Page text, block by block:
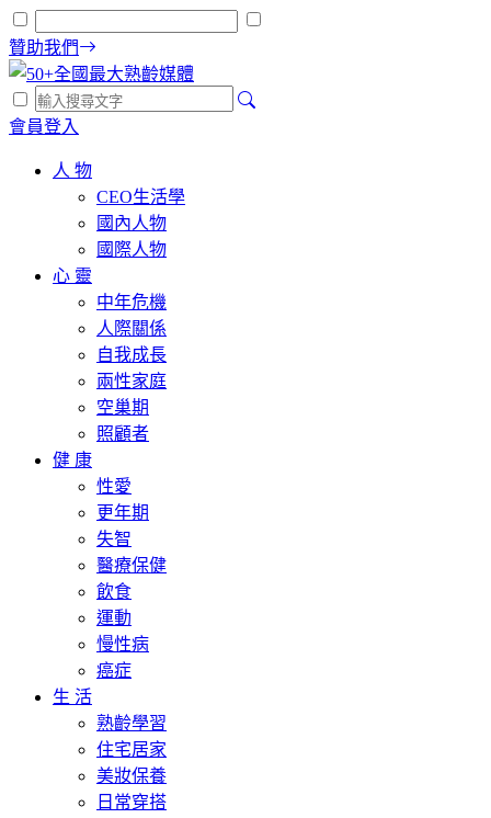
贊助我們
會員登入
人 物
CEO生活學
國內人物
國際人物
心 靈
中年危機
人際關係
自我成長
兩性家庭
空巢期
照顧者
健 康
性愛
更年期
失智
醫療保健
飲食
運動
慢性病
癌症
生 活
熟齡學習
住宅居家
美妝保養
日常穿搭